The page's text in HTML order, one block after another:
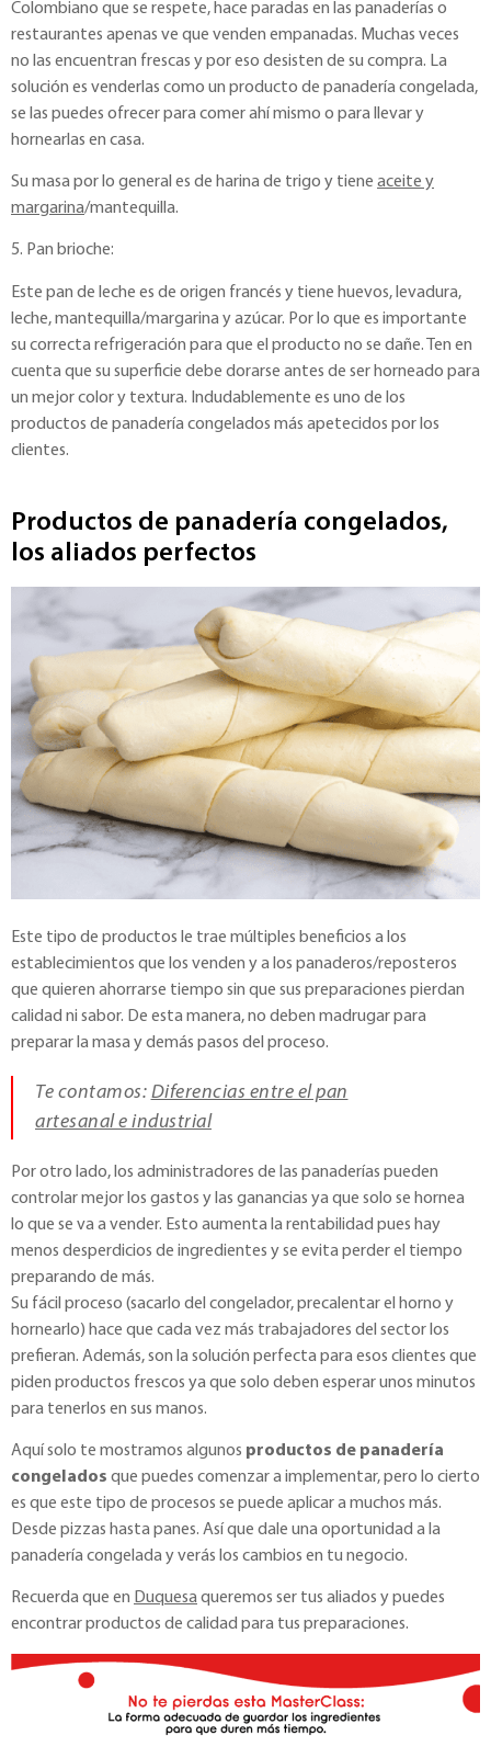
Colombiano que se respete, hace paradas en las panaderías o
restaurantes apenas ve que venden empanadas. Muchas veces
no las encuentran frescas y por eso desisten de su compra. La
solución es venderlas como un producto de panadería congelada,
se las puedes ofrecer para comer ahí mismo o para llevar y
hornearlas en casa.
Su masa por lo general es de harina de trigo y tiene aceite y
margarina/mantequilla.
5. Pan brioche:
Este pan de leche es de origen francés y tiene huevos, levadura,
leche, mantequilla/margarina y azúcar. Por lo que es importante
su correcta refrigeración para que el producto no se dañe. Ten en
cuenta que su superficie debe dorarse antes de ser horneado para
un mejor color y textura. Indudablemente es uno de los
productos de panadería congelados más apetecidos por los
clientes.
Productos de panadería congelados,
los aliados perfectos
Este tipo de productos le trae múltiples beneficios a los
establecimientos que los venden y a los panaderos/reposteros
que quieren ahorrarse tiempo sin que sus preparaciones pierdan
calidad ni sabor. De esta manera, no deben madrugar para
preparar la masa y demás pasos del proceso.
Te contamos: Diferencias entre el pan
artesanal e industrial
Por otro lado, los administradores de las panaderías pueden
controlar mejor los gastos y las ganancias ya que solo se hornea
lo que se va a vender. Esto aumenta la rentabilidad pues hay
menos desperdicios de ingredientes y se evita perder el tiempo
preparando de más.
Su fácil proceso (sacarlo del congelador, precalentar el horno y
hornearlo) hace que cada vez más trabajadores del sector los
prefieran. Además, son la solución perfecta para esos clientes que
piden productos frescos ya que solo deben esperar unos minutos
para tenerlos en sus manos.
Aquí solo te mostramos algunos productos de panadería
congelados que puedes comenzar a implementar, pero lo cierto
es que este tipo de procesos se puede aplicar a muchos más.
Desde pizzas hasta panes. Así que dale una oportunidad a la
panadería congelada y verás los cambios en tu negocio.
Recuerda que en Duquesaqueremos ser tus aliados y puedes
encontrar productos de calidad para tus preparaciones.